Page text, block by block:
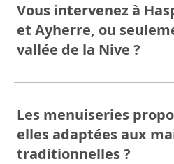
Vous intervenez à
et Ayherre, ou
vallée de la Nive ?
Les menuiseries
elles adaptées aux
traditionnelles ?